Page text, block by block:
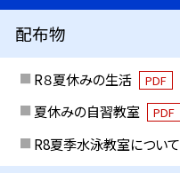
配布物
R８夏休みの生活 PDF
夏休みの自習教室
PDF
R8夏季水泳教室について